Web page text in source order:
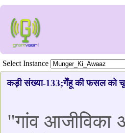
Select Instance
कड़ी संख्या-133;गेँहू की फसल को
"गांव आजीविका